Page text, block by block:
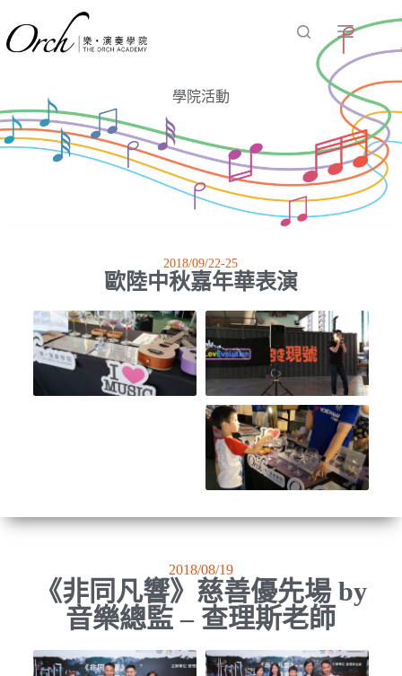
學院活動
2018/09/22-25
歐陸中秋嘉年華表演
2018/08/19
《非同凡響》慈善優先場 by
音樂總監 – 查理斯老師